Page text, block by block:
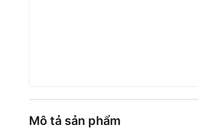
Mô tả sản phẩm